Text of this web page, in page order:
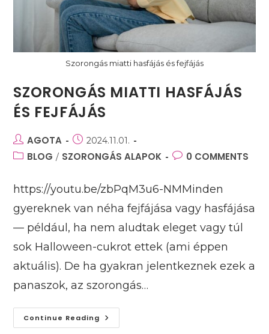
Szorongás miatti hasfájás és fejfájás
SZORONGÁS MIATTI HASFÁJÁS
ÉS FEJFÁJÁS
Post
author:
AGOTA
Post
published:
2024.11.01.
PostBLOG / SZORONGÁS ALAPOK
Post0 COMMENTS
https://youtu.be/zbPqM3u6-NMMinden
gyereknek van néha fejfájása vagy hasfájása
— például, ha nem aludtak eleget vagy túl
sok Halloween-cukrot ettek (ami éppen
aktuális). De ha gyakran jelentkeznek ezek a
panaszok, az szorongás…
Continue Reading Szorongás
Miatti